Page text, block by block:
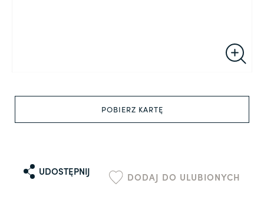
POBIERZ KARTĘ
UDOSTĘPNIJ DODAJ DO ULUBIONYCH